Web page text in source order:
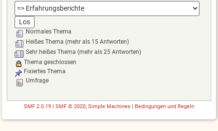
Normales Thema
Heißes Thema (mehr als 15 Antworten)
Sehr heißes Thema (mehr als 25 Antworten)
Thema geschlossen
Fixiertes Thema
Umfrage
SMF 2.0.19 | SMF © 2020, Simple Machines | Bedingungen und Regeln